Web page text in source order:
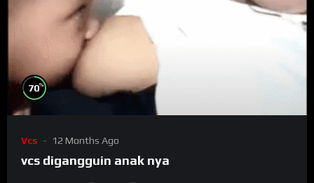
70%
Vcs 12 Months Ago
vcs digangguin anak nya